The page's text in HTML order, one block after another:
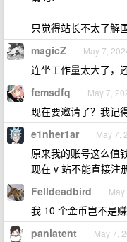
只觉得站长不太了解
magicZ May 7,
连坐工作量太大了，
femsdfq May 7,
现在要邀请了？我记
e1nher1ar May 7,
原来我的账号这么值
现在 v 站不能直接注
Felldeadbird
我 10 个金币岂不是赚
panlatent May 7,